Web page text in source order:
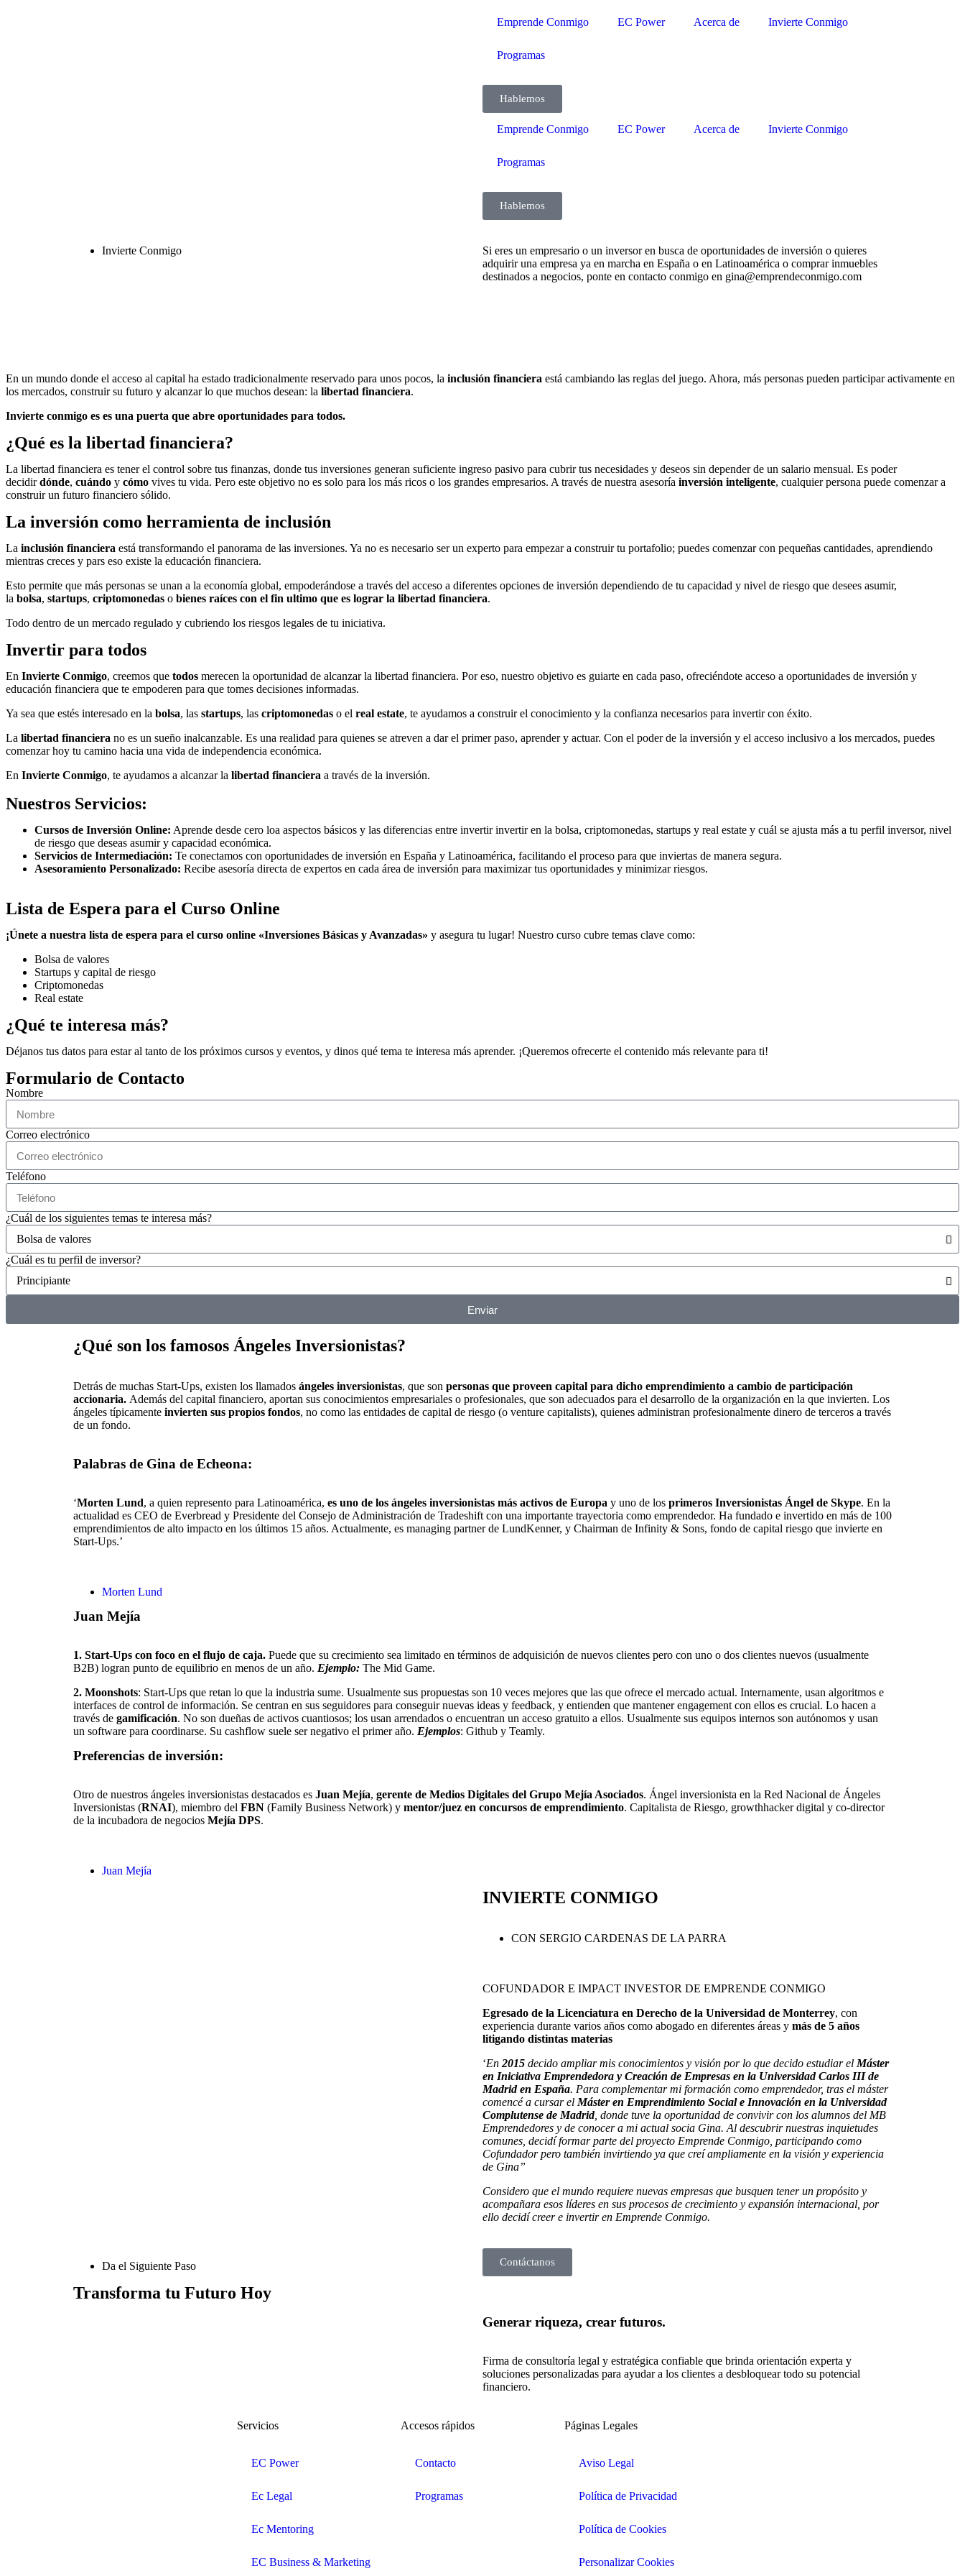
Emprende Conmigo EC Power Acerca de Invierte Conmigo
Programas
Hablemos
Emprende Conmigo EC Power Acerca de Invierte Conmigo
Programas
Hablemos
Invierte Conmigo
Si eres un empresario o un inversor en busca de oportunidades de inversión o quieres
adquirir una empresa ya en marcha en España o en Latinoamérica o comprar inmuebles
destinados a negocios, ponte en contacto conmigo en gina@emprendeconmigo.com
En un mundo donde el acceso al capital ha estado tradicionalmente reservado para unos pocos, la inclusión financiera está cambiando las reglas del juego. Ahora, más personas pueden participar activamente en
los mercados, construir su futuro y alcanzar lo que muchos desean: la libertad financiera.
Invierte conmigo es es una puerta que abre oportunidades para todos.
¿Qué es la libertad financiera?
La libertad financiera es tener el control sobre tus finanzas, donde tus inversiones generan suficiente ingreso pasivo para cubrir tus necesidades y deseos sin depender de un salario mensual. Es poder
decidirdónde, cuándo y cómo vives tu vida. Pero este objetivo no es solo para los más ricos o los grandes empresarios. A través de nuestra asesoría inversión inteligente, cualquier persona puede comenzar a
construir un futuro financiero sólido.
La inversión como herramienta de inclusión
La inclusión financiera está transformando el panorama de las inversiones. Ya no es necesario ser un experto para empezar a construir tu portafolio; puedes comenzar con pequeñas cantidades, aprendiendo
mientras creces y pars eso existe la educación financiera.
Esto permite que más personas se unan a la economía global, empoderándose a través del acceso a diferentes opciones de inversión dependiendo de tu capacidad y nivel de riesgo que desees asumir,
la bolsa, startups, criptomonedas o bienes raíces con el fin ultimo que es lograr la libertad financiera.
Todo dentro de un mercado regulado y cubriendo los riesgos legales de tu iniciativa.
Invertir para todos
En Invierte Conmigo, creemos que todos merecen la oportunidad de alcanzar la libertad financiera. Por eso, nuestro objetivo es guiarte en cada paso, ofreciéndote acceso a oportunidades de inversión y
educación financiera que te empoderen para que tomes decisiones informadas.
Ya sea que estés interesado en la bolsa, las startups, las criptomonedas o el real estate, te ayudamos a construir el conocimiento y la confianza necesarios para invertir con éxito.
La libertad financiera no es un sueño inalcanzable. Es una realidad para quienes se atreven a dar el primer paso, aprender y actuar. Con el poder de la inversión y el acceso inclusivo a los mercados, puedes
comenzar hoy tu camino hacia una vida de independencia económica.
En Invierte Conmigo, te ayudamos a alcanzar la libertad financiera a través de la inversión.
Nuestros Servicios:
Cursos de Inversión Online: Aprende desde cero loa aspectos básicos y las diferencias entre invertir invertir en la bolsa, criptomonedas, startups y real estate y cuál se ajusta más a tu perfil inversor, nivel
de riesgo que deseas asumir y capacidad económica.
Servicios de Intermediación: Te conectamos con oportunidades de inversión en España y Latinoamérica, facilitando el proceso para que inviertas de manera segura.
Asesoramiento Personalizado: Recibe asesoría directa de expertos en cada área de inversión para maximizar tus oportunidades y minimizar riesgos.
Lista de Espera para el Curso Online
¡Únete a nuestra lista de espera para el curso online «Inversiones Básicas y Avanzadas» y asegura tu lugar! Nuestro curso cubre temas clave como:
Bolsa de valores
Startups y capital de riesgo
Criptomonedas
Real estate
¿Qué te interesa más?
Déjanos tus datos para estar al tanto de los próximos cursos y eventos, y dinos qué tema te interesa más aprender. ¡Queremos ofrecerte el contenido más relevante para ti!
Formulario de Contacto
Nombre
Correo electrónico
Teléfono
¿Cuál de los siguientes temas te interesa más?
¿Cuál es tu perfil de inversor?
Enviar
¿Qué son los famosos Ángeles Inversionistas?
Detrás de muchas Start-Ups, existen los llamados ángeles inversionistas, que son personas que proveen capital para dicho emprendimiento a cambio de participación
accionaria. Además del capital financiero, aportan sus conocimientos empresariales o profesionales, que son adecuados para el desarrollo de la organización en la que invierten. Los
ángeles típicamente invierten sus propios fondos, no como las entidades de capital de riesgo (o venture capitalists), quienes administran profesionalmente dinero de terceros a través
de un fondo.
Palabras de Gina de Echeona:
‘Morten Lund, a quien represento para Latinoamérica, es uno de los ángeles inversionistas más activos de Europa y uno de los primeros Inversionistas Ángel de Skype. En la
actualidad es CEO de Everbread y Presidente del Consejo de Administración de Tradeshift con una importante trayectoria como emprendedor. Ha fundado e invertido en más de 100
emprendimientos de alto impacto en los últimos 15 años. Actualmente, es managing partner de LundKenner, y Chairman de Infinity & Sons, fondo de capital riesgo que invierte en
Start-Ups.’
Morten Lund
Juan Mejía
1. Start-Ups con foco en el flujo de caja. Puede que su crecimiento sea limitado en términos de adquisición de nuevos clientes pero con uno o dos clientes nuevos (usualmente
B2B) logran punto de equilibrio en menos de un año. Ejemplo: The Mid Game.
2. Moonshots: Start-Ups que retan lo que la industria sume. Usualmente sus propuestas son 10 veces mejores que las que ofrece el mercado actual. Internamente, usan algoritmos e
interfaces de control de información. Se centran en sus seguidores para conseguir nuevas ideas y feedback, y entienden que mantener engagement con ellos es crucial. Lo hacen a
través de gamificación. No son dueñas de activos cuantiosos; los usan arrendados o encuentran un acceso gratuito a ellos. Usualmente sus equipos internos son autónomos y usan
un software para coordinarse. Su cashflow suele ser negativo el primer año. Ejemplos: Github y Teamly.
Preferencias de inversión:
Otro de nuestros ángeles inversionistas destacados es Juan Mejía, gerente de Medios Digitales del Grupo Mejía Asociados. Ángel inversionista en la Red Nacional de Ángeles
Inversionistas (RNAI), miembro del FBN (Family Business Network) y mentor/juez en concursos de emprendimiento. Capitalista de Riesgo, growthhacker digital y co-director
de la incubadora de negocios Mejía DPS.
Juan Mejía
INVIERTE CONMIGO
CON SERGIO CARDENAS DE LA PARRA
COFUNDADOR E IMPACT INVESTOR DE EMPRENDE CONMIGO
Egresado de la Licenciatura en Derecho de la Universidad de Monterrey, con
experiencia durante varios años como abogado en diferentes áreas y más de 5 años
litigando distintas materias
‘En 2015 decido ampliar mis conocimientos y visión por lo que decido estudiar el Máster
en Iniciativa Emprendedora y Creación de Empresas en la Universidad Carlos III de
Madrid en España. Para complementar mi formación como emprendedor, tras el máster
comencé a cursar el Máster en Emprendimiento Social e Innovación en la Universidad
Complutense de Madrid, donde tuve la oportunidad de convivir con los alumnos del MB
Emprendedores y de conocer a mi actual socia Gina. Al descubrir nuestras inquietudes
comunes, decidí formar parte del proyecto Emprende Conmigo, participando como
Cofundador pero también invirtiendo ya que creí ampliamente en la visión y experiencia
de Gina”
Considero que el mundo requiere nuevas empresas que busquen tener un propósito y
acompañara esos líderes en sus procesos de crecimiento y expansión internacional, por
ello decidí creer e invertir en Emprende Conmigo.
Da el Siguiente Paso
Transforma tu Futuro Hoy​
Contáctanos
Generar riqueza, crear futuros.
Firma de consultoría legal y estratégica confiable que brinda orientación experta y
soluciones personalizadas para ayudar a los clientes a desbloquear todo su potencial
financiero.
Servicios
EC Power
Ec Legal
Ec Mentoring
EC Business & Marketing
Accesos rápidos
Contacto
Programas
Páginas Legales
Aviso Legal
Política de Privacidad
Política de Cookies
Personalizar Cookies